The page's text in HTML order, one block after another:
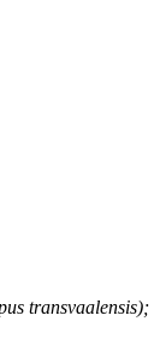
transvaalensis);